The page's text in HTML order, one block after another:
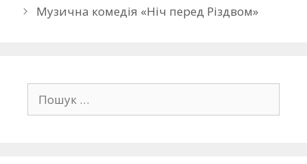
Музична комедія «Ніч перед Різдвом»